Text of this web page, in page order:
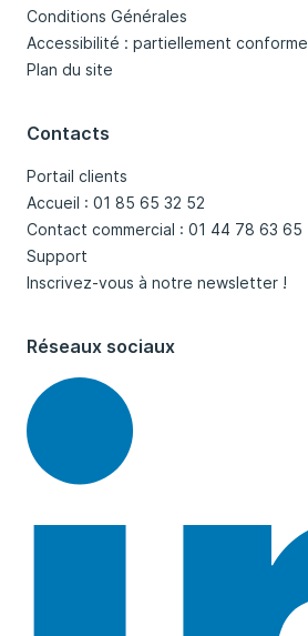
Conditions Générales
Accessibilité : partiellement conforme
Plan du site
Contacts
Portail clients
Accueil : 01 85 65 32 52
Contact commercial : 01 44 78 63 65
Support
Inscrivez-vous à notre newsletter !
Réseaux sociaux